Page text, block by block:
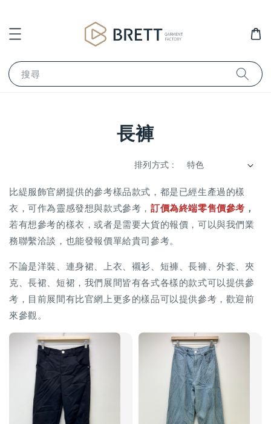
搜尋
長褲
排列方式 :
比緹服飾官網提供的參考樣品款式，都是已經生產過的樣
衣，可作為靈感發想與款式參考，訂價為終端零售價參考 ，
若有想參考的樣衣，或者是需要大貨的報價，可以與我們業
務聯繫洽談，也能發報價單給貴司參考。
不論是洋裝、連身裙、上衣、襯衫、短褲、長褲、外套、夾
克、長裙、短裙，我們展間皆有各式各樣的款式可以提供參
考，目前展間有比官網上更多的樣品可以提供參考，歡迎前
來參觀。